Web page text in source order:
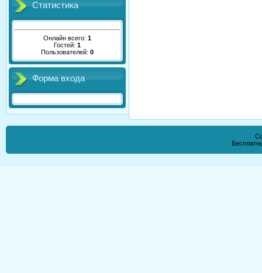
Статистика
Онлайн всего: 1
Гостей: 1
Пользователей: 0
Форма входа